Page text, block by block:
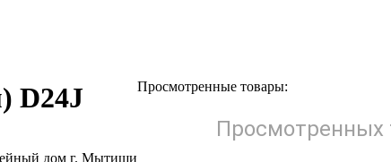
D24J Просмотренные товары:
Просмотренных